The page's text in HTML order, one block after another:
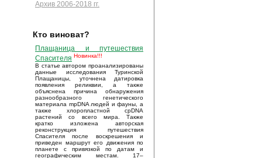
Архив 2006-2018 гг.
Кто виноват?
Плащаница и путешествия
Спасителя Новинка!!!
В статье автором проанализированы
данные исследования Туринской
Плащаницы, уточнена датировка
появления реликвии, а также
объяснена причина обнаружения
разнообразного генетического
материала mpDNA людей и фауны, а
также хлоропластной cpDNA
растений со всего мира. Также
кратко изложена авторская
реконструкция путешествия
Спасителя после воскрешения и
приведен маршрут его движения по
планете с привязкой по датам и
географическим местам. 17–